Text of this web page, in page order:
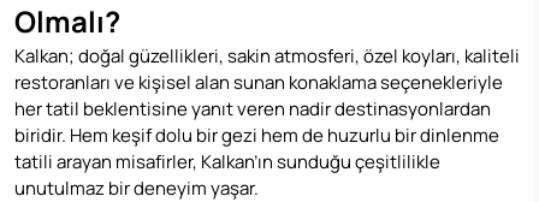
Olmalı?
Kalkan; doğal güzellikleri, sakin atmosferi, özel koyları, kaliteli
restoranları ve kişisel alan sunan konaklama seçenekleriyle
her tatil beklentisine yanıt veren nadir destinasyonlardan
biridir. Hem keşif dolu bir gezi hem de huzurlu bir dinlenme
tatili arayan misafirler, Kalkan’ın sunduğu çeşitlilikle
unutulmaz bir deneyim yaşar.